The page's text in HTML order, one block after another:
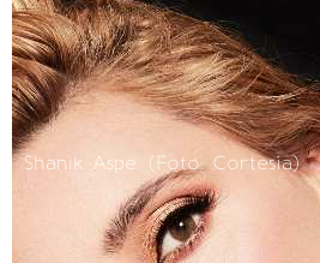
Shanik Aspe. (Foto: Cortesía)